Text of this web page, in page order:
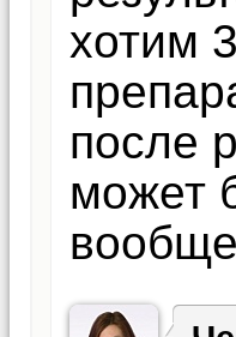
хотим
после
может